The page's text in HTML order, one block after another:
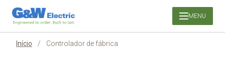
Pular
para
o
conteúdo
MENU
Início / Controlador de fábrica